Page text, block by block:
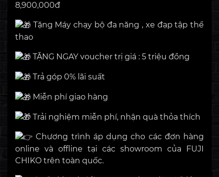
8,900,000đ
Tặng Máy chạy bộ đa năng , xe đạp tập thể
thao
TẶNG NGAY voucher trị giá : 5 triệu đồng
Trả góp 0% lãi suất
Miễn phí giao hàng
Trải nghiệm miễn phí, nhận quà thỏa thích
Chương trình áp dụng cho các đơn hàng
online và offline tại các showroom của FUJI
CHIKO trên toàn quốc.